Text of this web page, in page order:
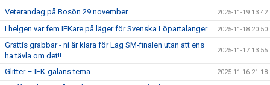
Veterandag på Bosön 29 november 2025-11-19 13:42
I helgen var fem IFKare på läger för Svenska Löpartalanger 2025-11-18 20:50
Grattis grabbar - ni är klara för Lag SM-finalen utan att ens
ha tävla om det!!
2025-11-17 13:55
Glitter – IFK-galans tema 2025-11-16 21:18